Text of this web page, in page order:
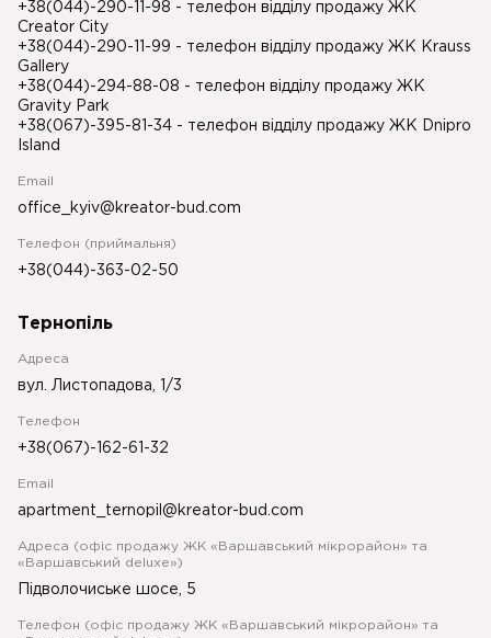
+38(044)-290-11-98 - телефон відділу продажу ЖК
Creator City
+38(044)-290-11-99 - телефон відділу продажу ЖК Krauss
Gallery
+38(044)-294-88-08 - телефон відділу продажу ЖК
Gravity Park
+38(067)-395-81-34 - телефон відділу продажу ЖК Dnipro
Island
Email
office_kyiv@kreator-bud.com
Телефон (приймальня)
+38(044)-363-02-50
Тернопіль
Адреса
вул. Листопадова, 1/3
Телефон
+38(067)-162-61-32
Email
apartment_ternopil@kreator-bud.com
Адреса (офіс продажу ЖК «Варшавський мікрорайон» та
«Варшавський deluxe»)
Підволочиське шосе, 5
Телефон (офіс продажу ЖК «Варшавський мікрорайон» та